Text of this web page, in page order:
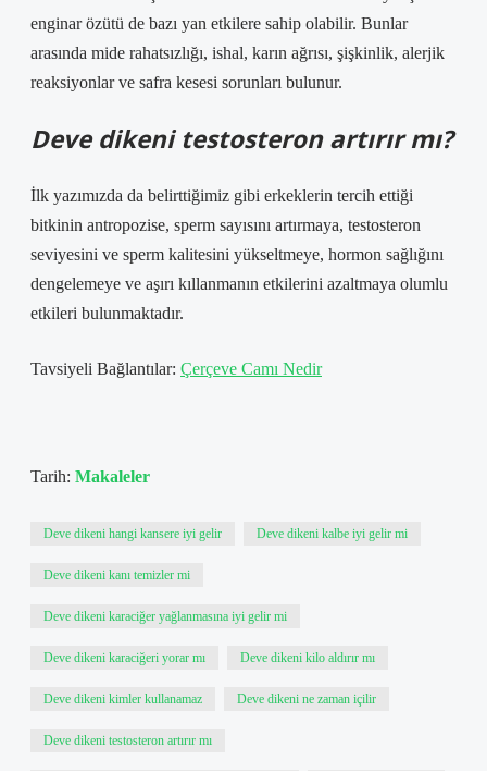
enginar özütü de bazı yan etkilere sahip olabilir. Bunlar
arasında mide rahatsızlığı, ishal, karın ağrısı, şişkinlik, alerjik
reaksiyonlar ve safra kesesi sorunları bulunur.
Deve dikeni testosteron artırır mı?
İlk yazımızda da belirttiğimiz gibi erkeklerin tercih ettiği
bitkinin antropozise, ​​sperm sayısını artırmaya, testosteron
seviyesini ve sperm kalitesini yükseltmeye, hormon sağlığını
dengelemeye ve aşırı kıllanmanın etkilerini azaltmaya olumlu
etkileri bulunmaktadır.
Tavsiyeli Bağlantılar: Çerçeve Camı Nedir
Tarih: Makaleler
Deve dikeni hangi kansere iyi gelir Deve dikeni kalbe iyi gelir mi
Deve dikeni kanı temizler mi
Deve dikeni karaciğer yağlanmasına iyi gelir mi
Deve dikeni karaciğeri yorar mı Deve dikeni kilo aldırır mı
Deve dikeni kimler kullanamaz Deve dikeni ne zaman içilir
Deve dikeni testosteron artırır mı